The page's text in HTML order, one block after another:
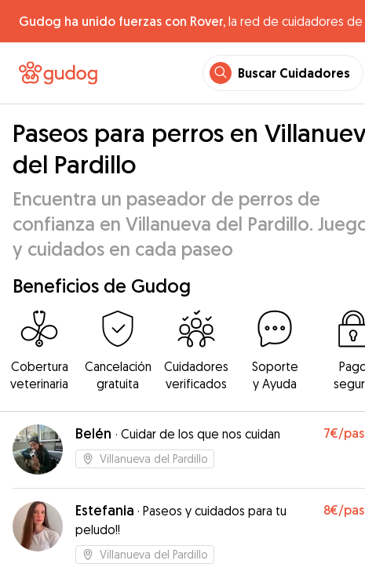
Gudog ha unido fuerzas con Rover, la red de cuidadores
Buscar Cuidadores
Paseos para perros en
del Pardillo
Encuentra un paseador de perros de
confianza en Villanueva del Pardillo.
y cuidados en cada paseo
Beneficios de Gudog
Cobertura
veterinaria
Cancelación
gratuita
Cuidadores
verificados
Soporte
y Ayuda
Belén · Cuidar de los que nos cuidan 7€/
Villanueva del Pardillo
Estefania · Paseos y cuidados para tu
peludo!!
8€/
Villanueva del Pardillo